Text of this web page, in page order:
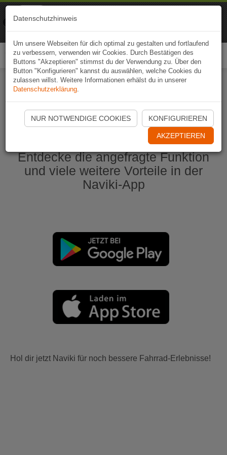
Naviki App jetzt öffnen
Entdecke die angefragte Funktion
und viele weitere Vorteile in der
Naviki-App
Hol dir jetzt Naviki für noch bessere Fahrrad-Erlebnisse!
Datenschutzhinweis
Um unsere Webseiten für dich optimal zu gestalten und fortlaufend
zu verbessern, verwenden wir Cookies. Durch Bestätigen des
Buttons "Akzeptieren" stimmst du der Verwendung zu. Über den
Button "Konfigurieren" kannst du auswählen, welche Cookies du
zulassen willst. Weitere Informationen erhälst du in unserer
Datenschutzerklärung.
NUR NOTWENDIGE COOKIES KONFIGURIEREN
AKZEPTIEREN
Naviki